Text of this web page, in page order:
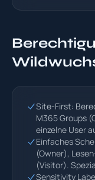
Site-First:
M365 Groups
einzelne User
Einfaches
(Owner),
(Visitor).
Sensitivity